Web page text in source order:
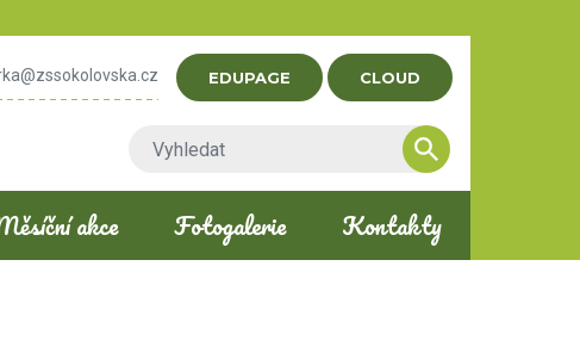
EDUPAGE CLOUD
akce Fotogalerie Kontakty